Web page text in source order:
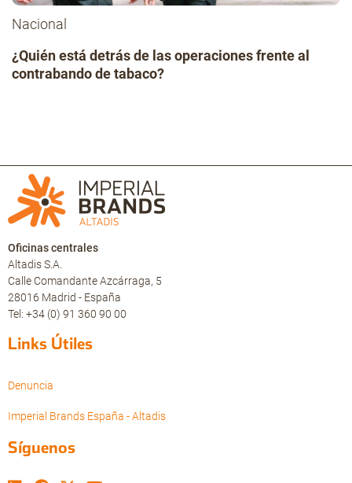
Nacional
¿Quién está detrás de las operaciones frente al
contrabando de tabaco?
Oficinas centrales
Altadis S.A.
Calle Comandante Azcárraga, 5
28016 Madrid - España
Tel: +34 (0) 91 360 90 00
Links Útiles
Denuncia
Imperial Brands España - Altadis
Síguenos